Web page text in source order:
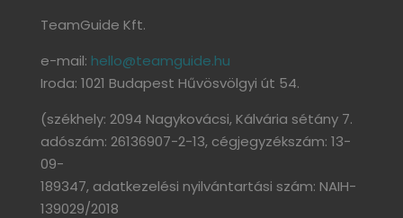
TeamGuide Kft.
e-mail: hello@teamguide.hu
Iroda: 1021 Budapest Hűvösvölgyi út 54.
(székhely: 2094 Nagykovácsi, Kálvária sétány 7.
adószám: 26136907-2-13, cégjegyzékszám: 13-
09-
189347, adatkezelési nyilvántartási szám: NAIH-
139029/2018